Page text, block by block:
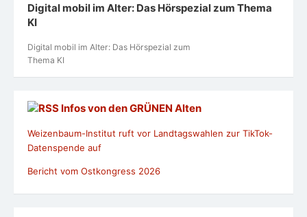
Digital mobil im Alter: Das Hörspezial zum Thema
KI
Digital mobil im Alter: Das Hörspezial zum
Thema KI
Infos von den GRÜNEN Alten
Weizenbaum-Institut ruft vor Landtagswahlen zur TikTok-
Datenspende auf
Bericht vom Ostkongress 2026